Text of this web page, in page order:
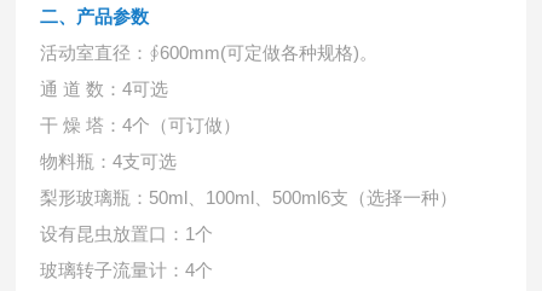
二、产品参数
活动室直径： ∮600mm(可定做各种规格)。
通 道 数：4可选
干 燥 塔：4个（可订做）
物料瓶：4支可选
梨形玻璃瓶： 50ml、100ml、500ml6支（选择一种）
设有昆虫放置口： 1个
玻璃转子流量计：4个